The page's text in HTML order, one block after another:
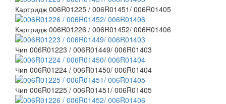
Картридж 006R01225 / 006R01451/ 006R01405
Картридж 006R01226 / 006R01452/ 006R01406
Чип 006R01223 / 006R01449/ 006R01403
Чип 006R01224 / 006R01450/ 006R01404
Чип 006R01225 / 006R01451/ 006R01405